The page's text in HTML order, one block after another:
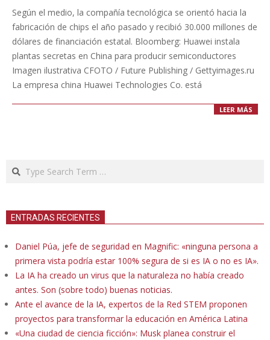
08-
23
Según el medio, la compañía tecnológica se orientó hacia la
fabricación de chips el año pasado y recibió 30.000 millones de
dólares de financiación estatal. Bloomberg: Huawei instala
plantas secretas en China para producir semiconductores
Imagen ilustrativa CFOTO / Future Publishing / Gettyimages.ru
La empresa china Huawei Technologies Co. está
LEER MÁS
Search
ENTRADAS RECIENTES
Daniel Púa, jefe de seguridad en Magnific: «ninguna persona a
primera vista podría estar 100% segura de si es IA o no es IA».
La IA ha creado un virus que la naturaleza no había creado
antes. Son (sobre todo) buenas noticias.
Ante el avance de la IA, expertos de la Red STEM proponen
proyectos para transformar la educación en América Latina
«Una ciudad de ciencia ficción»: Musk planea construir el